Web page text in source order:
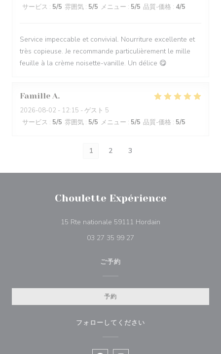
サービス : 5/5 雰囲気 : 5/5 メニュー : 5/5 品質-価格 : 4/5
Service impeccable et convivial. Nourriture excellente et
très copieuse. Je recommande particulièrement le mille
feuille à la crème noisette-vanille. Un délice 😋
Famille A
2026-08-02 - 12:15 - ゲスト 5
サービス : 5/5 雰囲気 : 5/5 メニュー : 5/5 品質-価格 : 5/5
1 2 3
Choulette Expérience
15 Rte nationale 59111 Hordain
03 27 35 99 27
ご予約
予約
フォローしてください